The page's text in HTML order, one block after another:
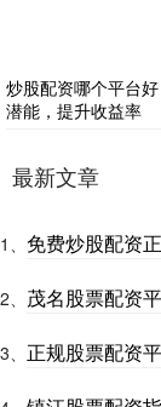
炒股配资哪个平台
潜能，提升收益率
最新文章
1、 免费炒股配资
2、 茂名股票配资
3、 正规股票配资